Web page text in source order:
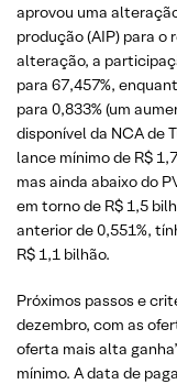
aprovou uma
produção (AIP) para o
alteração, a
para 67,457%,
para 0,833% (um
disponível da NCA de
lance mínimo de R$
mas ainda abaixo do
em torno de R$ 1,5
anterior de 0,551%,
R$ 1,1 bilhão.
Próximos passos e
dezembro, com as
oferta mais alta
mínimo. A data de